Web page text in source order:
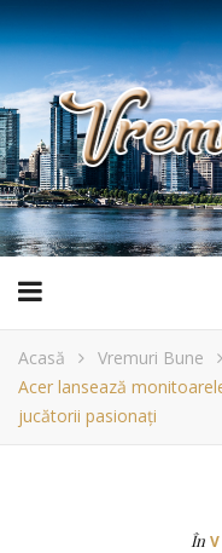
Acasă
Vremuri Bune
Acer lansează
jucătorii pasionați
În